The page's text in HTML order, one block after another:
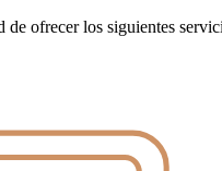
de ofrecer los siguientes